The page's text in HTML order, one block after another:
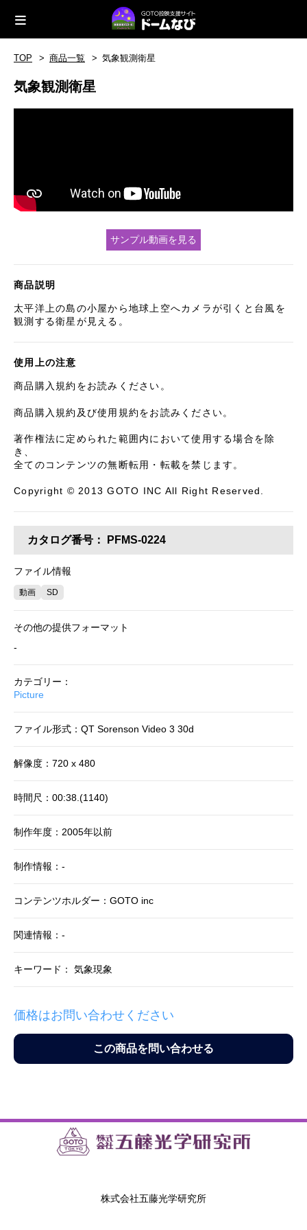
TOP 商品一覧 気象観測衛星
気象観測衛星
サンプル動画を見る
商品説明
太平洋上の島の小屋から地球上空へカメラが引くと台風を
観測する衛星が見える。
使用上の注意
商品購入規約をお読みください。
商品購入規約及び使用規約をお読みください。
著作権法に定められた範囲内において使用する場合を除
き、
全てのコンテンツの無断転用・転載を禁じます。
Copyright © 2013 GOTO INC All Right Reserved.
カタログ番号： PFMS-0224
ファイル情報
動画 SD
その他の提供フォーマット
-
カテゴリー：
Picture
ファイル形式：QT Sorenson Video 3 30d
解像度：720 x 480
時間尺：00:38.(1140)
制作年度：2005年以前
制作情報：-
コンテンツホルダー：GOTO inc
関連情報：-
キーワード： 気象現象
価格はお問い合わせください
この商品を問い合わせる
株式会社五藤光学研究所